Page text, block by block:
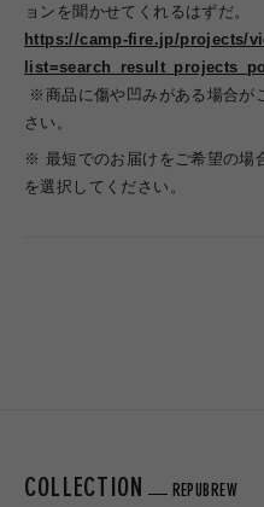
ョンを聞かせてくれるはずだ。
https://camp-fire.jp/projects/
※商品に傷や凹みがある場合が
さい。
※ 最短でのお届けをご希望の場
を選択してください。
COLLECTION REPUBREW